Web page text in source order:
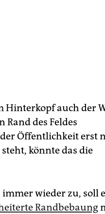
Hinterkopf auch der
Rand des Feldes
Öffentlichkeit erst
könnte das die
wieder zu, soll
Randbebaung